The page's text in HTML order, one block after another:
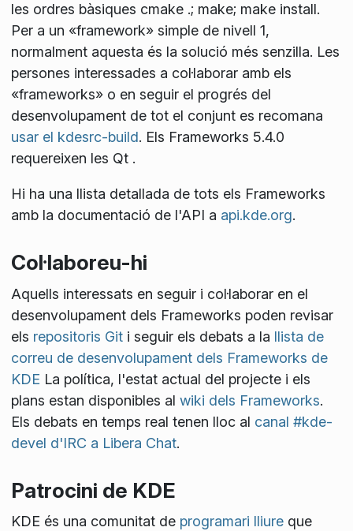
les ordres bàsiques cmake .; make; make install.
Per a un «framework» simple de nivell 1,
normalment aquesta és la solució més senzilla. Les
persones interessades a col·laborar amb els
«frameworks» o en seguir el progrés del
desenvolupament de tot el conjunt es recomana
usar el kdesrc-build. Els Frameworks 5.4.0
requereixen les Qt .
Hi ha una llista detallada de tots els Frameworks
amb la documentació de l'API a api.kde.org.
Col·laboreu-hi
Aquells interessats en seguir i col·laborar en el
desenvolupament dels Frameworks poden revisar
els repositoris Giti seguir els debats a la llista de
correu de desenvolupament dels Frameworks de
KDE La política, l'estat actual del projecte i els
plans estan disponibles al wiki dels Frameworks.
Els debats en temps real tenen lloc al canal #kde-
devel d'IRC a Libera Chat.
Patrocini de KDE
KDE és una comunitat de programari lliureque